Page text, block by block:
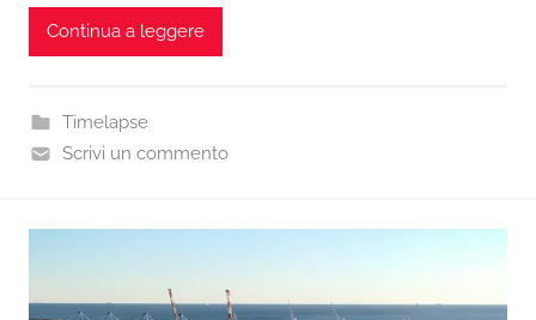
Continua a leggere
Timelapse
Scrivi un commento